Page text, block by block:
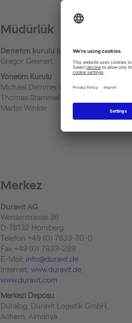
Müdürlük
Denetim kurulu başkanı
Gregor Greinert
Yönetim Kurulu
Michael Demmer (Board chairman)
Thomas Stammel
Martin Winkle
Merkez
Duravit AG
Werderstrasse 36
D-78132 Hornberg
Telefon +49 (0) 7833-70-0
Fax +49 (0) 7833-289
E-Mail: info@duravit.de
İnternet: www.duravit.de,
www.duravit.com
Merkezi Deposu
Duralog, Duravit Logistik GmbH,
Achern, Almanya